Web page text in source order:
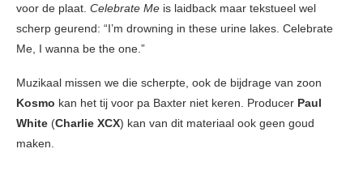
voor de plaat. Celebrate Me is laidback maar tekstueel wel
scherp geurend: “I’m drowning in these urine lakes. Celebrate
Me, I wanna be the one.”
Muzikaal missen we die scherpte, ook de bijdrage van zoon
Kosmo kan het tij voor pa Baxter niet keren. Producer Paul
White (Charlie XCX) kan van dit materiaal ook geen goud
maken.